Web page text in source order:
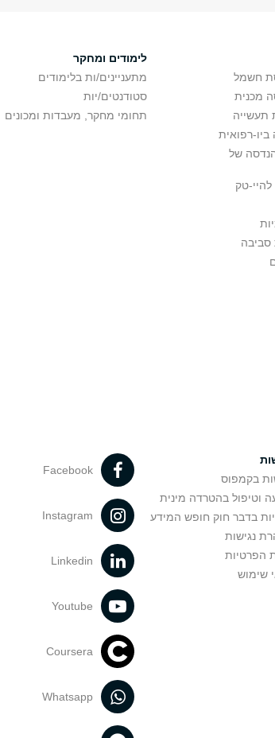
חשמל
מכנית
תעשייה
רפואית
של
להיי-טק
סביבה
לימודים ומחקר
מתעניינים/ות בלימודים
סטודנטים/יות
תחומי מחקר, מעבדות ומכונים
בקמפוס
וטיפול בהטרדה מינית
בדבר חוק חופש המידע
נגישות
הפרטיות
שימוש
Facebook
Instagram
Linkedin
Youtube
Coursera
Whatsapp